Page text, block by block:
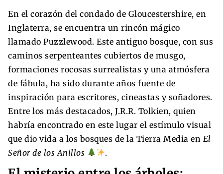
En el corazón del condado de Gloucestershire, en
Inglaterra, se encuentra un rincón mágico
llamado Puzzlewood. Este antiguo bosque, con sus
caminos serpenteantes cubiertos de musgo,
formaciones rocosas surrealistas y una atmósfera
de fábula, ha sido durante años fuente de
inspiración para escritores, cineastas y soñadores.
Entre los más destacados, J.R.R. Tolkien, quien
habría encontrado en este lugar el estímulo visual
que dio vida a los bosques de la Tierra Media en El
Señor de los Anillos
.